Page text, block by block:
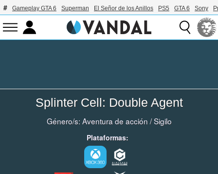
Gameplay GTA 6 Superman El Señor de los Anillos PS5 GTA 6 Sony
Splinter Cell: Double Agent
Género/s: Aventura de acción /Sigilo
Plataformas: